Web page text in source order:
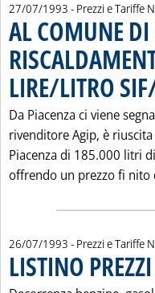
27/07/1993 - Prezzi e Tariffe
AL COMUNE
LIRE/LITRO
Da Piacenza ci viene
rivenditore Agip, è
Piacenza di 185.000 litri
offrendo un prezzo fi nito
26/07/1993 - Prezzi e Tariffe
LISTINO